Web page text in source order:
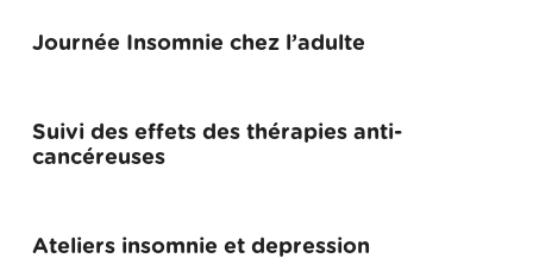
Journée Insomnie chez l’adulte
Suivi des effets des thérapies anti-
cancéreuses
Ateliers insomnie et depression